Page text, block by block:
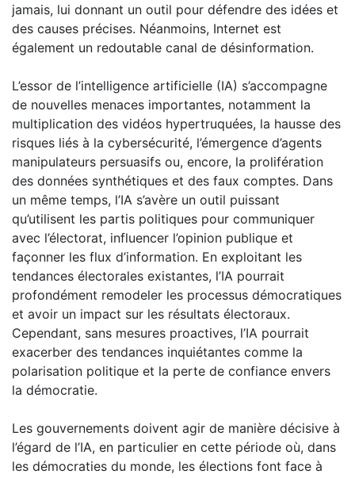
jamais, lui donnant un outil pour défendre des idées et
des causes précises. Néanmoins, Internet est
également un redoutable canal de désinformation.
L’essor de l’intelligence artificielle (IA) s’accompagne
de nouvelles menaces importantes, notamment la
multiplication des vidéos hypertruquées, la hausse des
risques liés à la cybersécurité, l’émergence d’agents
manipulateurs persuasifs ou, encore, la prolifération
des données synthétiques et des faux comptes. Dans
un même temps, l’IA s’avère un outil puissant
qu’utilisent les partis politiques pour communiquer
avec l’électorat, influencer l’opinion publique et
façonner les flux d’information. En exploitant les
tendances électorales existantes, l’IA pourrait
profondément remodeler les processus démocratiques
et avoir un impact sur les résultats électoraux.
Cependant, sans mesures proactives, l’IA pourrait
exacerber des tendances inquiétantes comme la
polarisation politique et la perte de confiance envers
la démocratie.
Les gouvernements doivent agir de manière décisive à
l’égard de l’IA, en particulier en cette période où, dans
les démocraties du monde, les élections font face à